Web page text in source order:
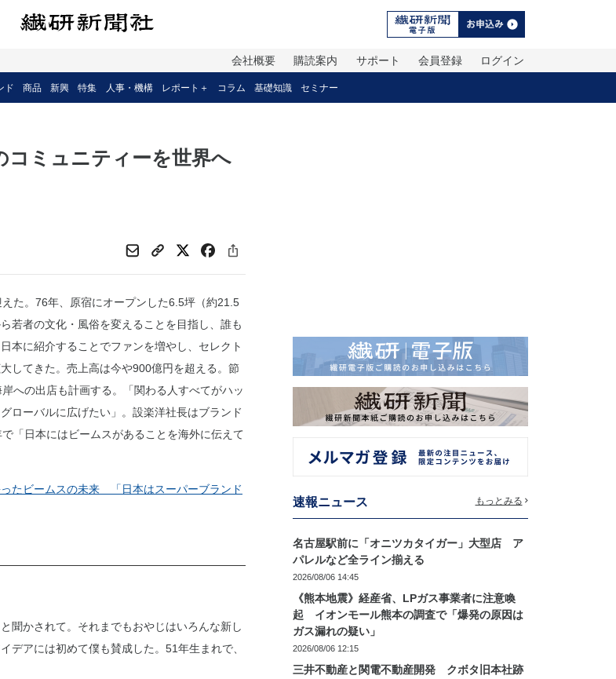
ログイン
会員登録
サポート
購読案内
会社概要
ド 商品 新興 特集 人事・機構 レポート＋ コラム 基礎知識 セミナー
ミュニティーを世界へ
た。76年、原宿にオープンした6.5坪（約21.5
若者の文化・風俗を変えることを目指し、誰も
本に紹介することでファンを増やし、セレクト
してきた。売上高は今や900億円を超える。節
への出店も計画する。「関わる人すべてがハッ
ローバルに広げたい」。設楽洋社長はブランド
「日本にはビームスがあることを海外に伝えて
たビームスの未来 「日本はスーパーブランド
聞かされて。それまでもおやじはいろんな新し
デアには初めて僕も賛成した。51年生まれで、
速報ニュース もっとみる
名古屋駅前に「オニツカタイガー」大型店 ア
パレルなど全ライン揃える
2026/08/06 14:45
《熊本地震》経産省、LPガス事業者に注意喚
起 イオンモール熊本の調査で「爆発の原因は
ガス漏れの疑い」
2026/08/06 12:15
三井不動産と関電不動産開発 クボタ旧本社跡